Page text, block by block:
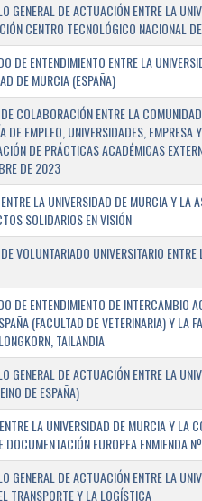
GENERAL DE ACTUACIÓN ENTRE LA
CENTRO TECNOLÓGICO NACIONAL
DE ENTENDIMIENTO ENTRE LA
DE MURCIA (ESPAÑA)
COLABORACIÓN ENTRE LA
DE EMPLEO, UNIVERSIDADES,
DE PRÁCTICAS ACADÉMICAS
DE 2023
LA UNIVERSIDAD DE MURCIA Y
SOLIDARIOS EN VISIÓN
VOLUNTARIADO UNIVERSITARIO
DE ENTENDIMIENTO DE INTERCAMBIO
(FACULTAD DE VETERINARIA) Y LA
TAILANDIA
GENERAL DE ACTUACIÓN ENTRE LA
DE ESPAÑA)
LA UNIVERSIDAD DE MURCIA Y LA
DOCUMENTACIÓN EUROPEA ENMIENDA
GENERAL DE ACTUACIÓN ENTRE LA
TRANSPORTE Y LA LOGÍSTICA